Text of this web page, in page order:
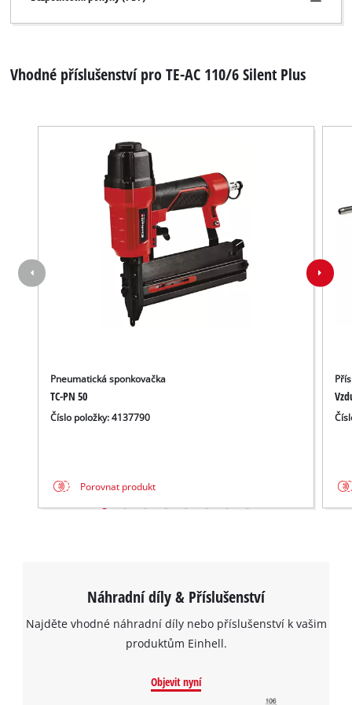
Vhodné příslušenství pro TE-AC 110/6 Silent Plus
Pneumatická sponkovačka
TC-PN 50
Číslo položky: 4137790
Porovnat produkt
Náhradní díly & Příslušenství
Najděte vhodné náhradní díly nebo příslušenství k vašim
produktům Einhell.
Objevit nyní